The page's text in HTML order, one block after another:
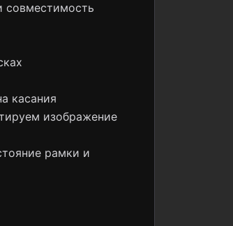
совместимость
касания
изображение
рамки и